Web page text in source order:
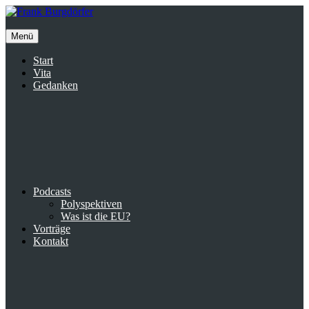
Inhalte
Menü
Start
Vita
Gedanken
Podcasts
Polyspektiven
Was ist die EU?
Vorträge
Kontakt